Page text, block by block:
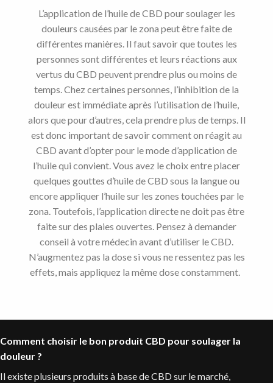
L’application de l’huile de CBD pour soulager les
douleurs causées par le zona peut être faite de
différentes manières. Il faut savoir que toutes les
personnes sont différentes et leurs réactions aux
vertus du CBD peuvent prendre plus ou moins de
temps. Chez certaines personnes, l’inhibition de la
douleur est immédiate après l’utilisation de l’huile,
alors que pour d’autres, cela prendre plus de temps. Il
est donc important de savoir comment on réagit au
CBD avant d’opter pour le mode d’application de
l’huile qui convient. Vous avez le choix entre placer
quelques gouttes d’huile de CBD sous la langue ou
encore appliquer l’huile sur les zones touchées par le
zona. Toutefois, l’application directe ne doit pas être
faite sur des plaies ouvertes. Pensez à demander
conseil à votre médecin avant d’utiliser le CBD.
N’augmentez pas la dose si vous ne ressentez pas les
effets, mais appliquez la même dose constamment.
Comment choisir le bon produit CBD pour soulager la
douleur ?
Il existe plusieurs produits à base de CBD sur le marché,